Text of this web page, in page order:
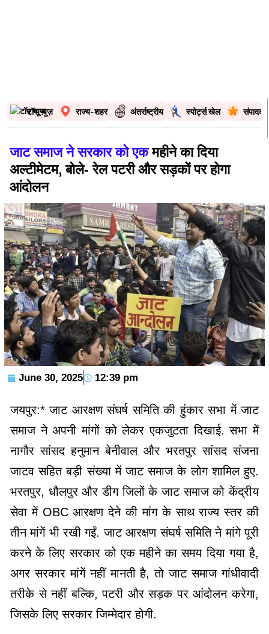
टॉप न्यूज़ राज्य-शहर अंतर्राष्ट्रीय स्पोर्ट्स खेल
जाट समाज ने सरकार को एकमहीने का द‍िया
अल्‍टीमेटम, बोले- रेल पटरी और सड़कों पर होगा
आंदोलन
June 30, 2025 12:39 pm
जयपुर:* जाट आरक्षण संघर्ष समिति की हुंकार सभा में जाट
समाज ने अपनी मांगों को लेकर एकजुटता दिखाई. सभा में
नागौर सांसद हनुमान बेनीवाल और भरतपुर सांसद संजना
जाटव सहित बड़ी संख्या में जाट समाज के लोग शामिल हुए.
भरतपुर, धौलपुर और डीग जिलों के जाट समाज को केंद्रीय
सेवा में OBC आरक्षण देने की मांग के साथ राज्य स्तर की
तीन मांगें भी रखी गईं. जाट आरक्षण संघर्ष समिति ने मांगे पूरी
करने के लिए सरकार को एक महीने का समय दिया गया है,
अगर सरकार मांगें नहीं मानती है, तो जाट समाज गांधीवादी
तरीके से नहीं बल्कि, पटरी और सड़क पर आंदोलन करेगा,
जिसके लिए सरकार जिम्मेदार होगी.